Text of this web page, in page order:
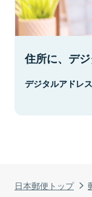
日本郵便トップ
住所に、デジ
デジタルアドレ